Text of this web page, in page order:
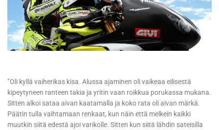
”Oli kyllä vaiherikas kisa. Alussa ajaminen oli vaikeaa eilisestä
kipeytyneen ranteen takia ja yritin vaan roikkua porukassa mukana.
Sitten alkoi sataa aivan kaatamalla ja koko rata oli aivan märkä.
Päätin tulla vaihtamaan renkaat, kun näin että melkein kaikki
muutkin siitä edestä ajoi varikolle. Sitten kun siitä lähdin sateisilla